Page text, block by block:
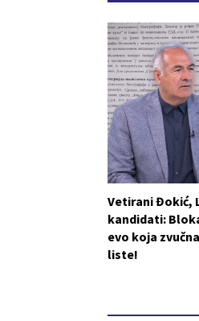
Vetirani Đokić,
kandidati:
evo koja
liste!